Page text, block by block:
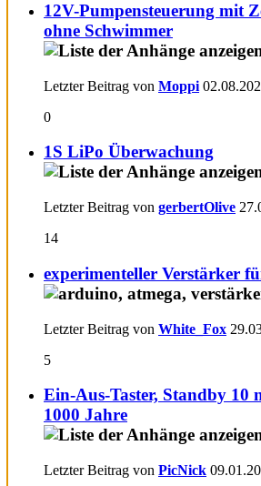
12V-Pumpensteuerung mit
ohne Schwimmer
Letzter Beitrag von Moppi
0
1S LiPo Überwachung
Letzter Beitrag von gerbertOlive
14
experimenteller Verstärker
Letzter Beitrag von White_Fox
5
Ein-Aus-Taster, Standby 10
1000 Jahre
Letzter Beitrag von PicNick